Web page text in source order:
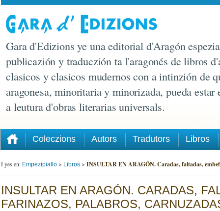
Gara d'Edizions ye una editorial d'Aragón
publicazión y traduczión ta l'aragonés de libros
clasicos y clasicos mudernos con a intinzión de
aragonesa, minoritaria y minorizada, pueda estar
a leutura d'obras literarias universals.
Coleczions Autors Tradutors Libros
I yes en: Empezipiallo > Libros > INSULTAR EN ARAGÓN. Caradas, faltadas,
INSULTAR EN ARAGÓN. CARADAS,
FARINAZOS, PALABROS,